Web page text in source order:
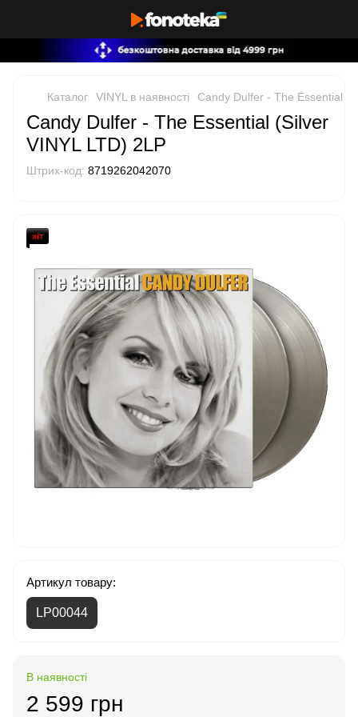
Каталог VINYL в наявності Candy Dulfer - The Essential
Candy Dulfer - The Essential (Silver
VINYL LTD) 2LP
Штрих-код: 8719262042070
хіт
Артикул товару:
LP00044
В наявності
2 599 грн